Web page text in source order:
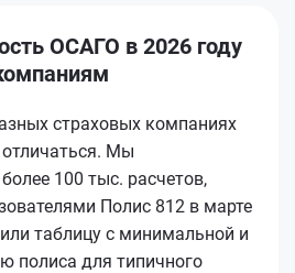
ОСАГО в 2026 году
страховых компаниях
отличаться. Мы
100 тыс. расчетов,
Полис 812 в марте
таблицу с минимальной и
полиса для типичного